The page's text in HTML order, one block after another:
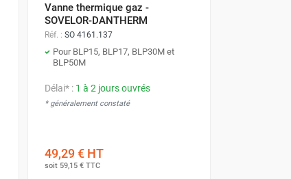
Vanne thermique gaz -
SOVELOR-DANTHERM
Réf. : SO 4161.137
Pour BLP15, BLP17, BLP30M et
BLP50M
Délai* : 1 à 2 jours ouvrés
* généralement constaté
49,29 €HT
soit 59,15 €TTC